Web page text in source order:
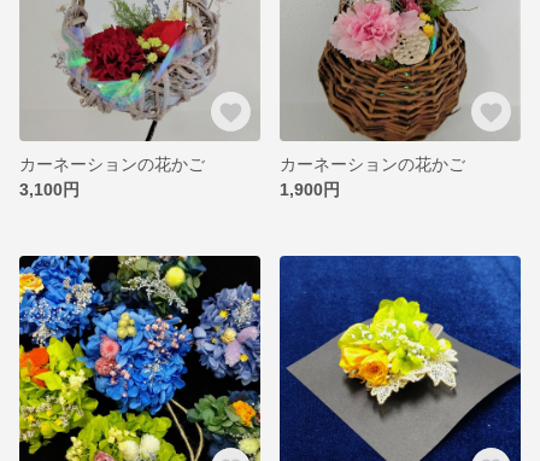
カーネーションの花かご
3,100円
カーネーションの花かご
1,900円